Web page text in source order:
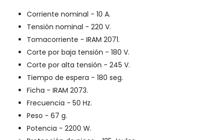
Corriente nominal - 10 A.
Tensión nominal - 220 V.
Tomacorriente - IRAM 2071.
Corte por baja tensión - 180 V.
Corte por alta tensión - 245 V.
Tiempo de espera - 180 seg.
Ficha - IRAM 2073.
Frecuencia - 50 Hz.
Peso - 67 g.
Potencia - 2200 W.